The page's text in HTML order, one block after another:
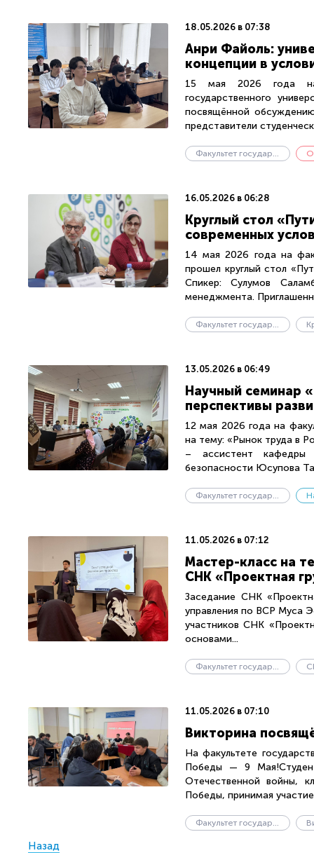
18.05.2026 в 07:38
Анри Файоль:
концепции в
15 мая 2026 года на
государственного
посвящённой
представители
Факультет государственного управления
16.05.2026 в 06:28
Круглый стол
современных
14 мая 2026 года на
прошел круглый стол
Спикер: Сулумов
менеджмента.
Факультет государственного управления
13.05.2026 в 06:49
Научный семинар
перспективы
12 мая 2026 года на
на тему: «Рынок труда в
– ассистент кафедры
безопасности Юсупова
Факультет государственного управления
11.05.2026 в 07:12
Мастер-класс на
СНК «Проектная
Заседание СНК
управления по ВСР Муса
участников СНК
основами...
Факультет государственного управления
11.05.2026 в 07:10
Викторина
На факультете
Победы — 9
Отечественной войны,
Победы, принимая участие
Факультет государственного управления
Назад